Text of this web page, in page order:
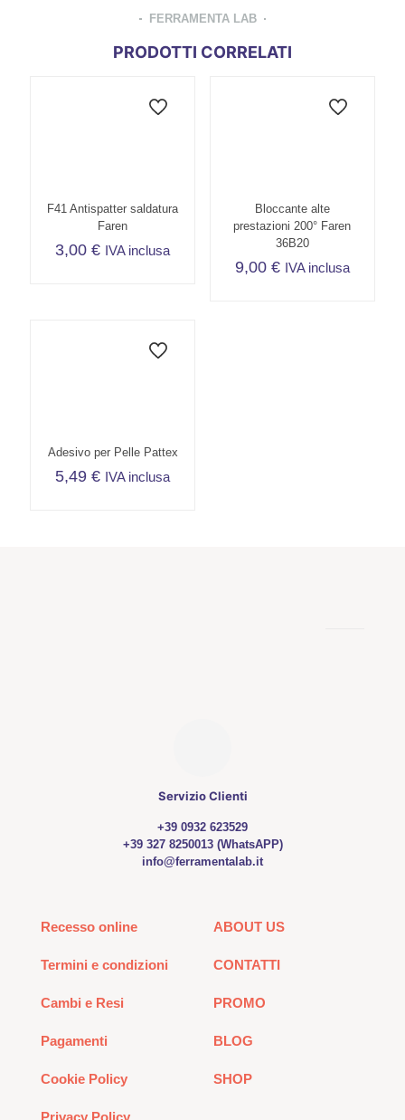
FERRAMENTA LAB
PRODOTTI CORRELATI
F41 Antispatter saldatura
Faren
3,00€ IVA inclusa
Bloccante alte
prestazioni 200° Faren
36B20
9,00 € IVA inclusa
Adesivo per Pelle Pattex
5,49€ IVA inclusa
Servizio Clienti
+39 0932 623529
+39 327 8250013 (WhatsAPP)
info@ferramentalab.it
Recesso online
Termini e condizioni
Cambi e Resi
Pagamenti
Cookie Policy
ABOUT US
CONTATTI
PROMO
BLOG
SHOP